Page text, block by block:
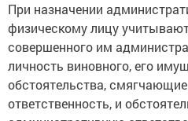
физическому лицу
совершенного им
личность виновного, его
обстоятельства,
ответственность, и
административную